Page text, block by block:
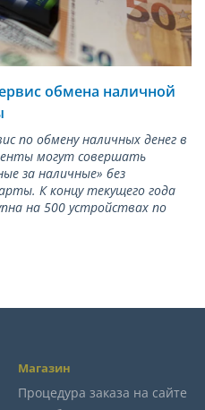
обмена наличной
по обмену наличных денег в
могут совершать
за наличные» без
К концу текущего года
на 500 устройствах по
Магазин
Процедура заказа на сайте